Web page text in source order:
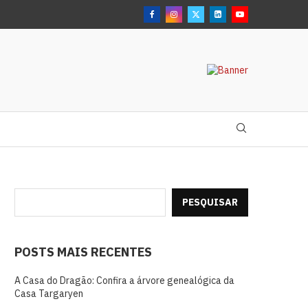
PESQUISAR
POSTS MAIS RECENTES
A Casa do Dragão: Confira a árvore genealógica da
Casa Targaryen